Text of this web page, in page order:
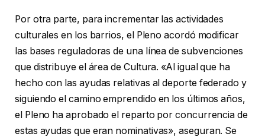
Por otra parte, para incrementar las actividades
culturales en los barrios, el Pleno acordó modificar
las bases reguladoras de una línea de subvenciones
que distribuye el área de Cultura. «Al igual que ha
hecho con las ayudas relativas al deporte federado y
siguiendo el camino emprendido en los últimos años,
el Pleno ha aprobado el reparto por concurrencia de
estas ayudas que eran nominativas», aseguran. Se